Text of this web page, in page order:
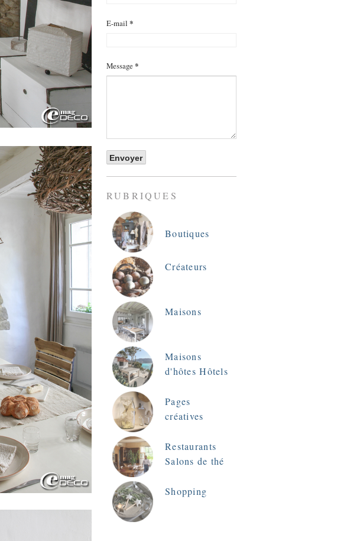
E-mail *
Message *
RUBRIQUES
Boutiques
Créateurs
Maisons
Maisons
d'hôtes Hôtels
Pages
créatives
Restaurants
Salons de thé
Shopping